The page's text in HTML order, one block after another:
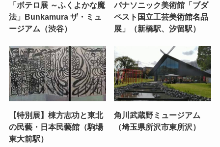
「ボテロ展 ～ふくよかな魔
法」Bunkamura ザ・ミュ
ージアム（渋谷）
パナソニック美術館「ブダ
ペスト国立工芸美術館名品
展」（新橋駅、汐留駅）
【特別展】棟方志功と東北
の民藝・日本民藝館（駒場
東大前駅）
角川武蔵野ミュージアム
（埼玉県所沢市東所沢）